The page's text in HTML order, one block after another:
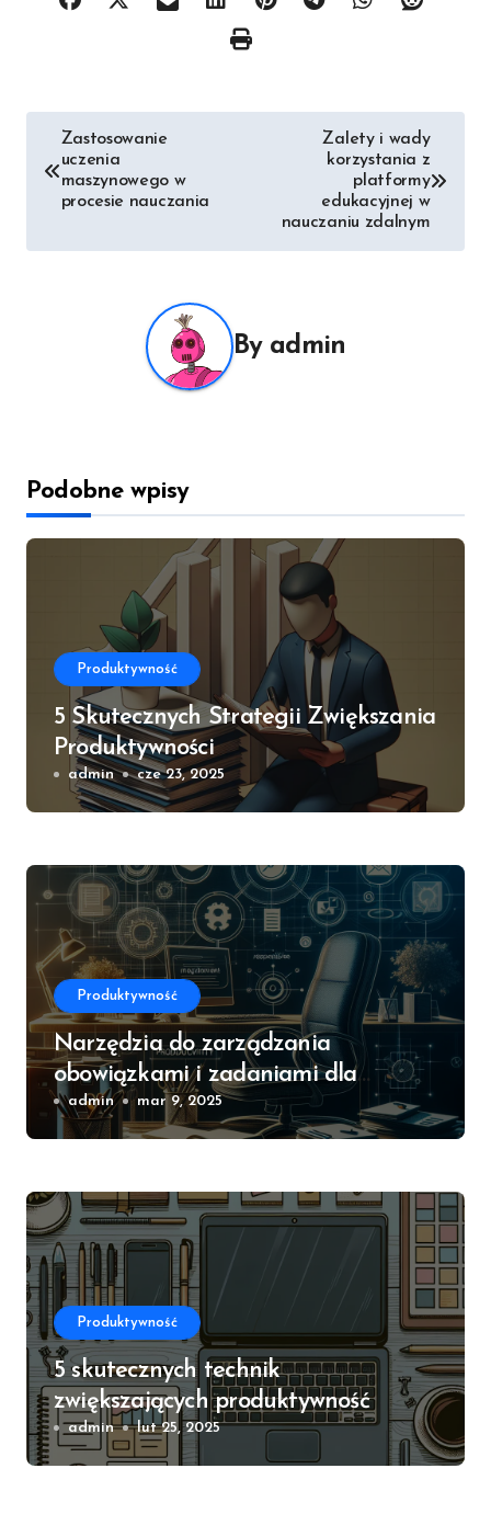
Nawigacja
wpisu
Zastosowanie
uczenia
maszynowego w
procesie nauczania
Zalety i wady
korzystania z
platformy
edukacyjnej w
nauczaniu zdalnym
By admin
Podobne wpisy
Produktywność
5 Skutecznych Strategii Zwiększania
Produktywności
admin cze 23, 2025
Produktywność
Narzędzia do zarządzania
obowiązkami i zadaniami dla
większej produktywności
admin mar 9, 2025
Produktywność
5 skutecznych technik
zwiększających produktywność
admin lut 25, 2025